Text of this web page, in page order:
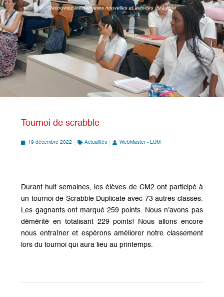
Découvrez les dernières nouvelles et activités du Lycée
Tournoi de scrabble
19 décembre 2022 Actualités WebMaster - LiJM
Durant huit semaines, les élèves de CM2 ont participé à
un tournoi de Scrabble Duplicate avec 73 autres classes.
Les gagnants ont marqué 259 points. Nous n’avons pas
démérité en totalisant 229 points! Nous allons encore
nous entraîner et espérons améliorer notre classement
lors du tournoi qui aura lieu au printemps.